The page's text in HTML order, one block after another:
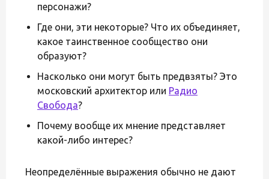
персонажи?
Где они, эти некоторые? Что их объединяет,
какое таинственное сообщество они
образуют?
Насколько они могут быть предвзяты? Это
московский архитектор или Радио
Свобода?
Почему вообще их мнение представляет
какой-либо интерес?
Неопределённые выражения обычно не дают